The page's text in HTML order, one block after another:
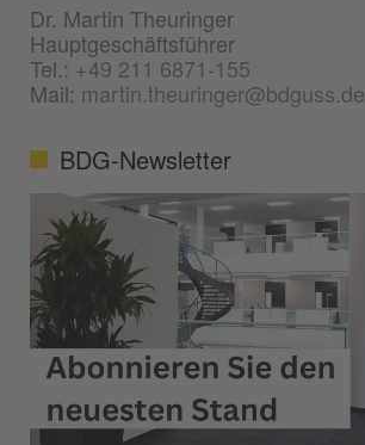
Dr. Martin Theuringer
Hauptgeschäftsführer
Tel.:+49 211 6871-155
Mail: martin.theuringer@bdguss.de
BDG-Newsletter